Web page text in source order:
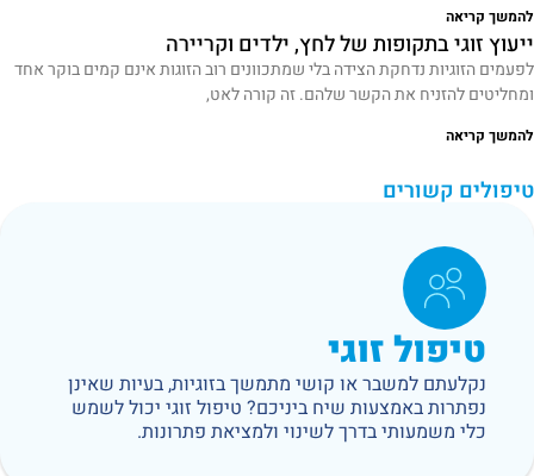
להמשך קריאה
ייעוץ זוגי בתקופות של לחץ, ילדים וקריירה
לפעמים הזוגיות נדחקת הצידה בלי שמתכוונים רוב הזוגות אינם קמים בוקר אחד
ומחליטים להזניח את הקשר שלהם. זה קורה לאט,
להמשך קריאה
טיפולים קשורים
טיפול זוגי
נקלעתם למשבר או קושי מתמשך בזוגיות, בעיות שאינן
נפתרות באמצעות שיח ביניכם? טיפול זוגי יכול לשמש
כלי משמעותי בדרך לשינוי ולמציאת פתרונות.